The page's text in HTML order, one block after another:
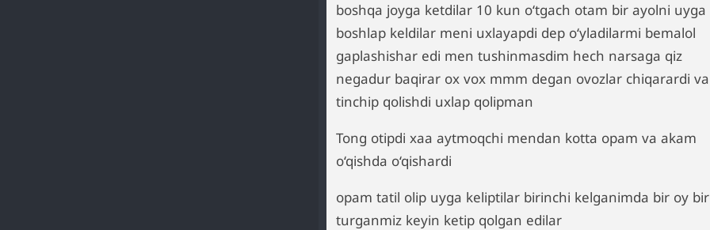
boshqa joyga ketdilar 10 kun o‘tgach otam bir ayolni uyga
boshlap keldilar meni uxlayapdi dep o‘yladilarmi bemalol
gaplashishar edi men tushinmasdim hech narsaga qiz
negadur baqirar ox vox mmm degan ovozlar chiqarardi va
tinchip qolishdi uxlap qolipman
Tong otipdi xaa aytmoqchi mendan kotta opam va akam
o‘qishda o‘qishardi
opam tatil olip uyga keliptilar birinchi kelganimda bir oy
turganmiz keyin ketip qolgan edilar